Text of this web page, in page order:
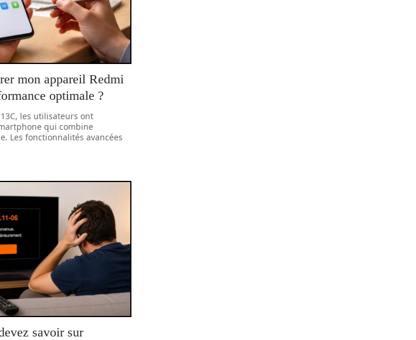
mon appareil Redmi
optimale ?
les utilisateurs ont
qui combine
Les fonctionnalités avancées
savoir sur